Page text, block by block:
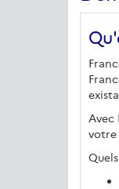
Avec
votre